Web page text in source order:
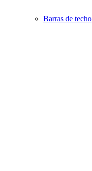
Barras de techo